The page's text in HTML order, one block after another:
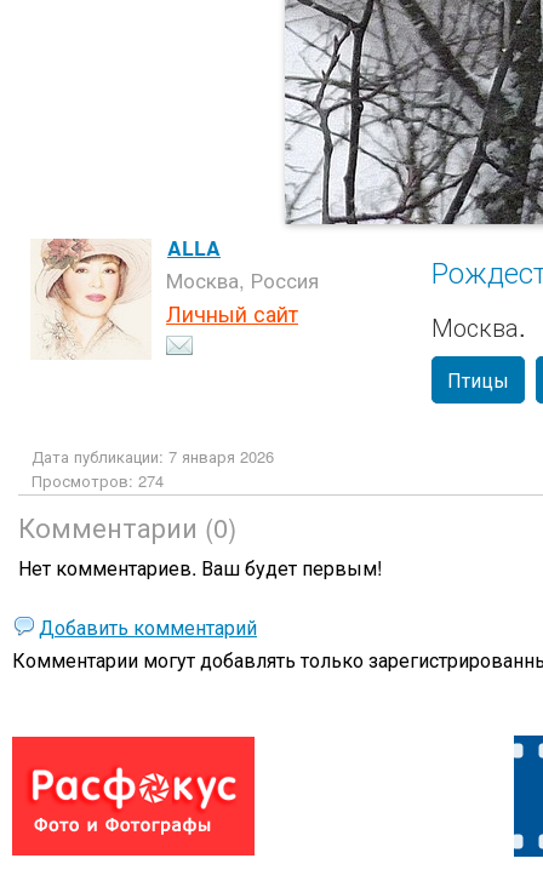
ALLA
Москва, Россия
Личный сайт Москва.
Птицы
Дата публикации: 7 января 2026
Просмотров: 274
Комментарии (0)
Нет комментариев. Ваш будет первым!
Добавить комментарий
Комментарии могут добавлять только